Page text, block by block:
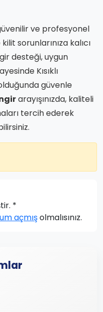
güvenilir ve profesyonel
sorunlarınıza kalıcı
desteği, uygun
Kısıklı
güvenle
arayışınızda, kaliteli
tercih ederek
*
açmışolmalısınız.